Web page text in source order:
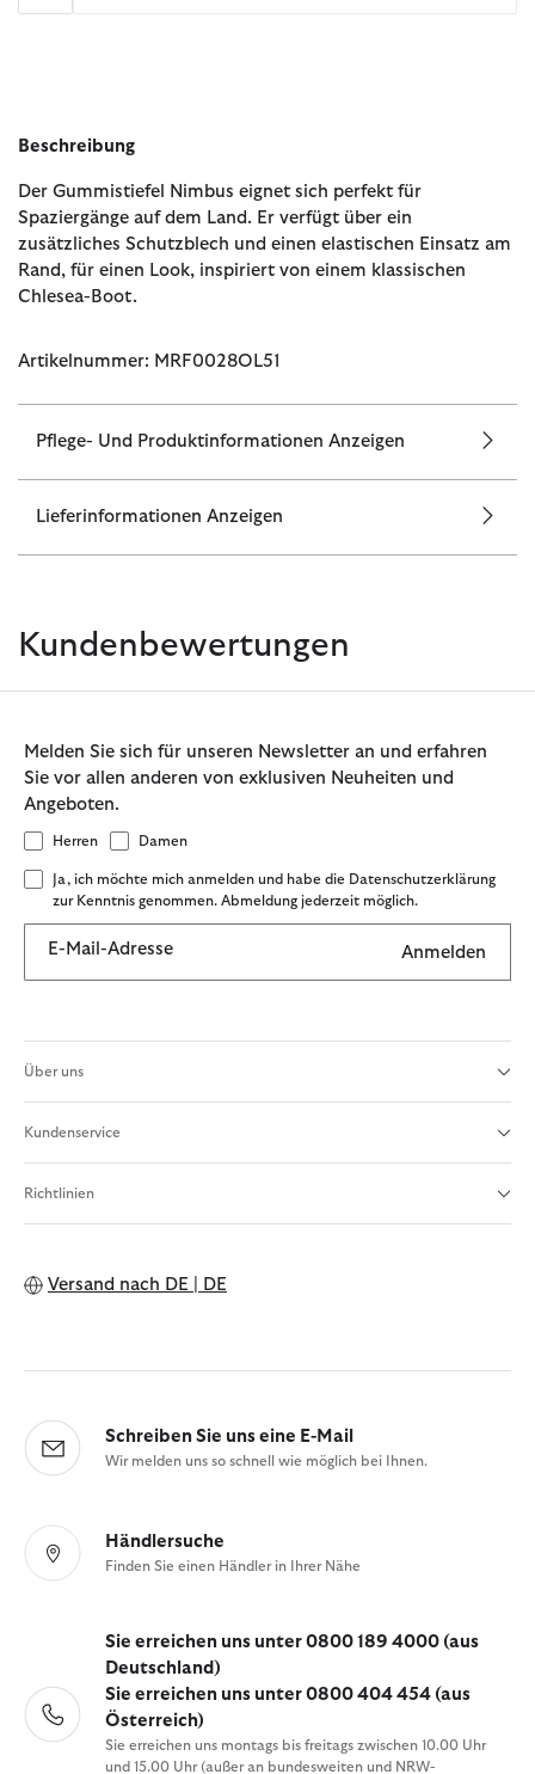
Beschreibung
Der Gummistiefel Nimbus eignet sich perfekt für
Spaziergänge auf dem Land. Er verfügt über ein
zusätzliches Schutzblech und einen elastischen Einsatz am
Rand, für einen Look, inspiriert von einem klassischen
Chlesea-Boot.
Artikelnummer: MRF0028OL51
Pflege- Und Produktinformationen Anzeigen
Lieferinformationen Anzeigen
Kundenbewertungen
Melden Sie sich für unseren Newsletter an und erfahren
Sie vor allen anderen von exklusiven Neuheiten und
Angeboten.
Herren Damen
Ja, ich möchte mich anmelden und habe die Datenschutzerklärung
zur Kenntnis genommen. Abmeldung jederzeit möglich.
E-Mail-Adresse Anmelden
Über uns
Kundenservice
Richtlinien
Versand nach DE | DE
Schreiben Sie uns eine E-Mail
Wir melden uns so schnell wie möglich bei Ihnen.
Händlersuche
Finden Sie einen Händler in Ihrer Nähe
Sie erreichen uns unter 0800 189 4000 (aus
Deutschland)
Sie erreichen uns unter 0800 404 454 (aus
Österreich)
Sie erreichen uns montags bis freitags zwischen 10.00 Uhr
und 15.00 Uhr (außer an bundesweiten und NRW-